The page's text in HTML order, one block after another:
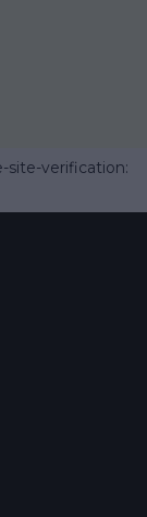
site-verification: